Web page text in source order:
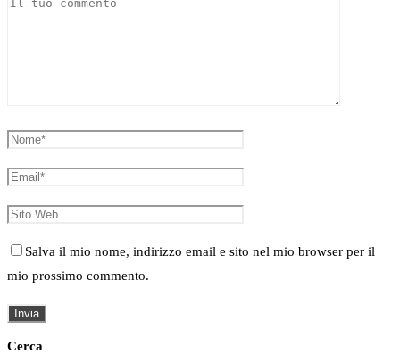
Salva il mio nome, indirizzo email e sito nel mio browser per il
mio prossimo commento.
Cerca